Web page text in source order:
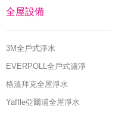
全屋設備
3M全戶式淨水
EVERPOLL全戶式濾淨
格溫拜克全屋淨水
Yaffle亞爾浦全屋淨水